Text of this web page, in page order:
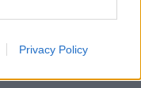
Privacy Policy